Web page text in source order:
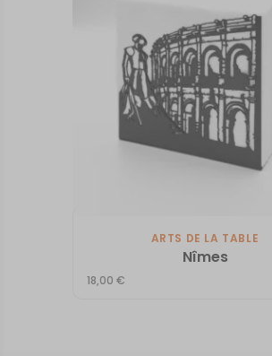
ARTS DE LA TABLE
Nîmes
18,00€